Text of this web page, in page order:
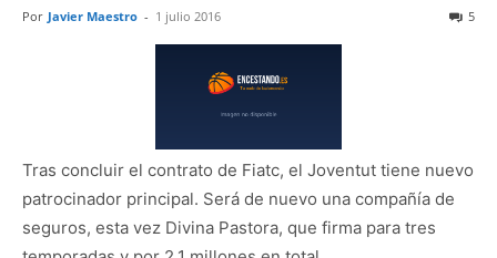
Por Javier Maestro - 1 julio 2016 5
Tras concluir el contrato de Fiatc, el Joventut tiene nuevo
patrocinador principal. Será de nuevo una compañía de
seguros, esta vez Divina Pastora, que firma para tres